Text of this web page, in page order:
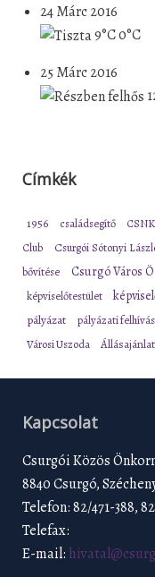
24 Márc 2016
9°C0°C
25 Márc 2016
Címkék
1956 családsegítő
Club
Csurgói Sótonyi
bővítése
Csurgó Város
képviselőtestület
pályázat pályázati felhívás
Városi Uszoda
Állásajánlat
Kapcsolat
Csurgói Közös
8840 Csurgó,
Telefon: 82/471-388,
Telefax:
E-mail: